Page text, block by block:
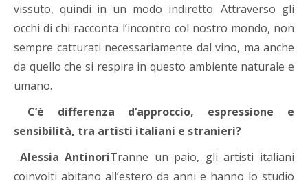
vissuto, quindi in un modo indiretto. Attraverso gli
occhi di chi racconta l’incontro col nostro mondo, non
sempre catturati necessariamente dal vino, ma anche
da quello che si respira in questo ambiente naturale e
umano.
C’è differenza d’approccio, espressione e
sensibilità, tra artisti italiani e stranieri?
Alessia AntinoriTranne un paio, gli artisti italiani
coinvolti abitano all’estero da anni e hanno lo studio